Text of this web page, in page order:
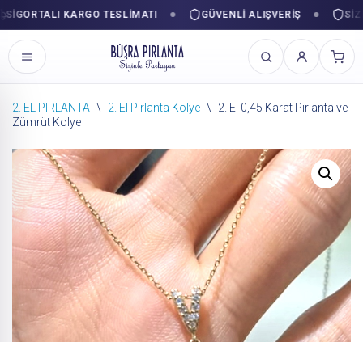
KARGO TESLIMATI GÜVENLI ALIŞVERIŞ
İçeriğe
2. EL PIRLANTA \ 2. El Pırlanta Kolye \
2. El 0,45 Karat Pırlanta ve
Zümrüt Kolye